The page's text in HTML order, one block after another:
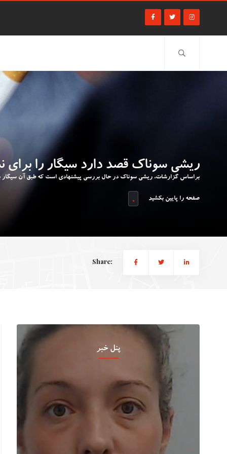
ریشی سوناک قصد دارد سیگار را برای
براساس گزارشات، ریشی سوناک در حال بررسی پیشنهادی است که طبق آن سیگار
صفحه را پایین بکشید
Share:
پنل خبر